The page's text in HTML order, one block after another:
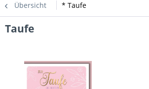
Übersicht * Taufe
Taufe